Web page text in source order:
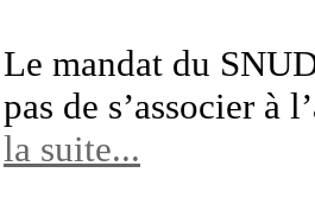
Le mandat du
pas de s’associer
la suite...